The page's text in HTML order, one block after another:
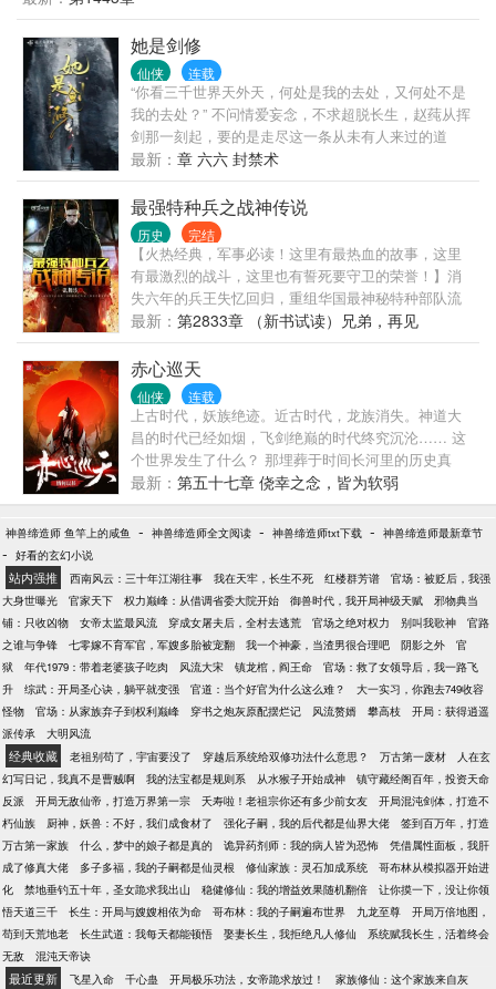
猪！” 北美：“魔鬼让狼群疯狂了，到处都是凶狼，被
咬死的人来不及埋！求崔猎神来我国宰狼！” …… 若
干年后，有人统计，崔猎神猎过的兽，保守估计绕地
球三圈！！
她是剑修
仙侠 连载
“你看三千世界天外天，何处是我的去处，又何处不是
我的去处？” 不问情爱妄念，不求超脱长生，赵莼从挥
剑那一刻起，要的是走尽这一条从未有人来过的道
路，她自己的路。 无cp女主视角修真文，慢热，升级
流
最新： 章 六六 封禁术
最强特种兵之战神传说
历史 完结
【火热经典，军事必读！这里有最热血的故事，这里
有最激烈的战斗，这里也有誓死要守卫的荣誉！】消
失六年的兵王失忆回归，重组华国最神秘特种部队流
沙！而流沙中，最强者名为幽灵。战争之门已经打
开，血色阴影笼罩华国。家仇国恨，自由和荣誉，前
路虽然艰险，但我却从无畏惧。这是一本热血的故
事，这是一个男人的传奇！
最新： 第2833章 （新书试读）兄弟，再见
赤心巡天
仙侠 连载
上古时代，妖族绝迹。近古时代，龙族消失。神道大
昌的时代已经如烟，飞剑绝巅的时代终究沉沦…… 这
个世界发生了什么？ 那埋葬于时间长河里的历史真
相，谁来聆听？ 山河千里写伏尸，乾坤百年描饿虎。
天地至公如无情， 我有赤心一颗、以巡天！
—————— 欢迎来到，情何以甚的仙侠世界。
群：327980714
最新： 第五十七章 侥幸之念，皆为软弱
神兽缔造师 鱼竿上的咸鱼 - 神兽缔造师全文阅读 - 神兽缔造师txt下载 - 神兽缔造师最新章节
- 好看的玄幻小说
站内强推 西南风云：三十年江湖往事 我在天牢，长生不死 红楼群芳谱
官场：被贬后，我强
大身世曝光
官家天下 权力巅峰：从借调省委大院开始 御兽时代，我开局神级天赋
邪物典当
铺：只收凶物
女帝太监最风流 穿成女屠夫后，全村去逃荒 官场之绝对权力 别叫我歌神
官路
之谁与争锋
七零嫁不育军官，军嫂多胎被宠翻 我一个神豪，当渣男很合理吧 阴影之外
官
狱
年代1979：带着老婆孩子吃肉 风流大宋 镇龙棺，阎王命
官场：救了女领导后，我一路飞
升
综武：开局圣心诀，躺平就变强 官道：当个好官为什么这么难？
大一实习，你跑去749收容
怪物
官场：从家族弃子到权利巅峰 穿书之炮灰原配摆烂记 风流赘婿 攀高枝
开局：获得逍遥
派传承
大明风流
经典收藏 老祖别苟了，宇宙要没了 穿越后系统给双修功法什么意思？ 万古第一废材
人在玄
幻写日记，我真不是曹贼啊
我的法宝都是规则系 从水猴子开始成神
镇守藏经阁百年，投资天命
反派
开局无敌仙帝，打造万界第一宗 夭寿啦！老祖宗你还有多少前女友
开局混沌剑体，打造不
朽仙族
厨神，妖兽：不好，我们成食材了 强化子嗣，我的后代都是仙界大佬
签到百万年，打造
万古第一家族
什么，梦中的娘子都是真的 诡异药剂师：我的病人皆为恐怖
凭借属性面板，我肝
成了修真大佬
多子多福，我的子嗣都是仙灵根 修仙家族：灵石加成系统
哥布林从模拟器开始进
化
禁地垂钓五十年，圣女跪求我出山 稳健修仙：我的增益效果随机翻倍
让你摸一下，没让你领
悟天道三千
长生：开局与嫂嫂相依为命 哥布林：我的子嗣遍布世界 九龙至尊
开局万倍地图，
苟到天荒地老
长生武道：我每天都能顿悟 娶妻长生，我拒绝凡人修仙
系统赋我长生，活着终会
无敌
混沌天帝诀
最近更新 飞星入命 千心蛊 开局极乐功法，女帝跪求放过！ 家族修仙：这个家族来自灰